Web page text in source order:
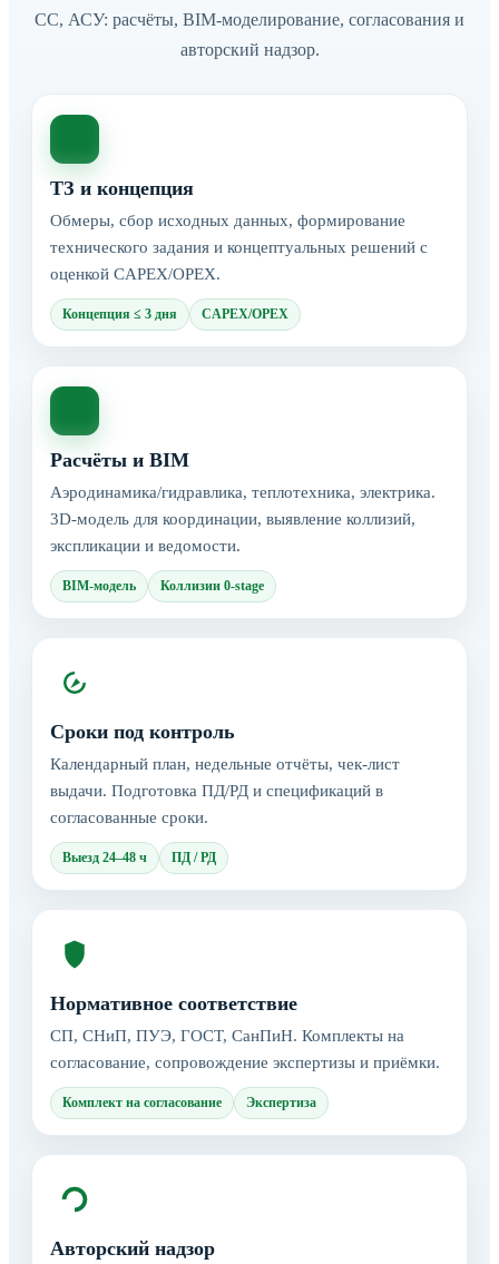
СС, АСУ: расчёты, BIM-моделирование, согласования и
авторский надзор.
ТЗ и концепция
Обмеры, сбор исходных данных, формирование
технического задания и концептуальных решений с
оценкой CAPEX/OPEX.
Концепция ≤ 3 дня CAPEX/OPEX
Расчёты и BIM
Аэродинамика/гидравлика, теплотехника, электрика.
3D-модель для координации, выявление коллизий,
экспликации и ведомости.
BIM-модель Коллизии 0-stage
Сроки под контроль
Календарный план, недельные отчёты, чек-лист
выдачи. Подготовка ПД/РД и спецификаций в
согласованные сроки.
Выезд 24–48 ч ПД / РД
Нормативное соответствие
СП, СНиП, ПУЭ, ГОСТ, СанПиН. Комплекты на
согласование, сопровождение экспертизы и приёмки.
Комплект на согласование Экспертиза
Авторский надзор